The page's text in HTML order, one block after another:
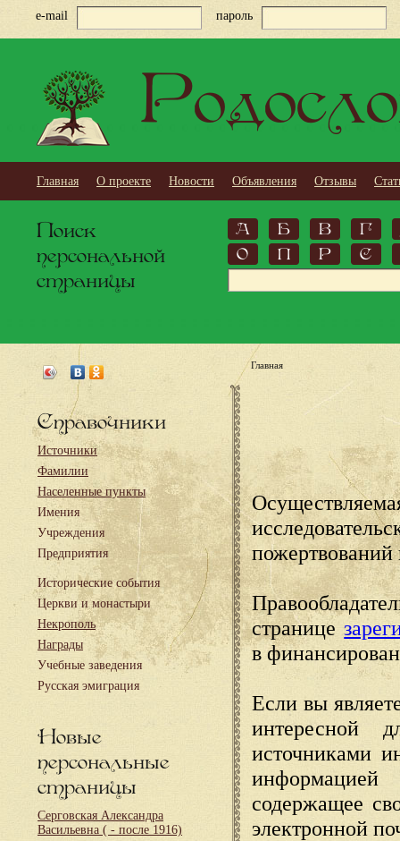
e-mail пароль
Главная О проекте Новости Объявления Отзывы
Поиск
персональной
страницы
А Б В
Г
О
П Р С
Справочники
Источники
Фамилии
Населенные пункты
Имения
Учреждения
Предприятия
Исторические события
Церкви и монастыри
Некрополь
Награды
Учебные заведения
Русская эмиграция
Новые
персональные
страницы
Серговская Александра
Васильевна ( - после 1916)
Главная
пожертвований
странице
в
Если вы
интересной
источниками
содержащее
электронной